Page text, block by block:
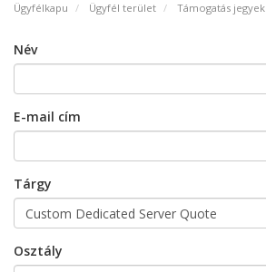
Ügyfélkapu Ügyfél terület Támogatás jegyek
Név
E-mail cím
Tárgy
Osztály